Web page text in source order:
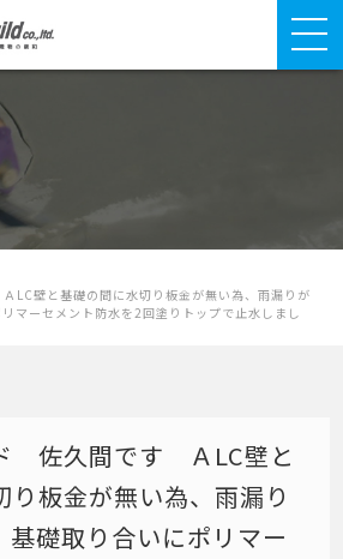
壁と基礎の間に水切り板金が無い為、雨漏りが
マーセメント防水を2回塗りトップで止水しまし
佐久間です ＡLC壁と
り板金が無い為、雨漏り
基礎取り合いにポリマー